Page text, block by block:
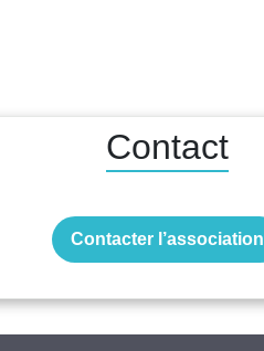
Contact
Contacter l’association